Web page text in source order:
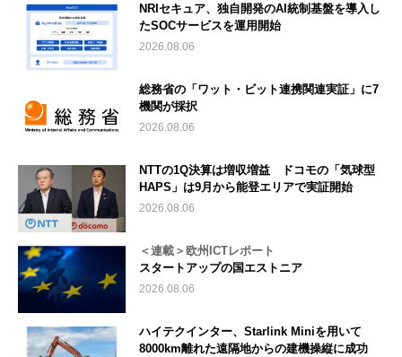
NRIセキュア、独自開発のAI統制基盤を導入し
たSOCサービスを運用開始
2026.08.06
総務省の「ワット・ビット連携関連実証」に7
機関が採択
2026.08.06
NTTの1Q決算は増収増益 ドコモの「気球型
HAPS」は9月から能登エリアで実証開始
2026.08.06
＜連載＞欧州ICTレポート
スタートアップの国エストニア
2026.08.06
ハイテクインター、Starlink Miniを用いて
8000km離れた遠隔地からの建機操縦に成功